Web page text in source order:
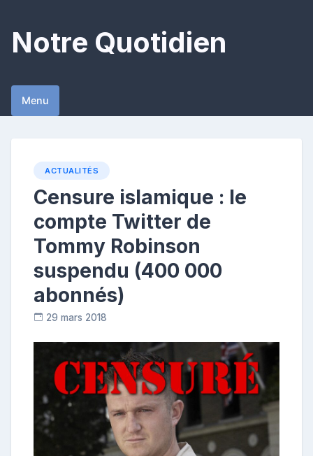
content
Notre Quotidien
Menu
ACTUALITÉS
Censure islamique : le
compte Twitter de
Tommy Robinson
suspendu (400 000
abonnés)
29 mars 2018
p
o
s
e
u
r